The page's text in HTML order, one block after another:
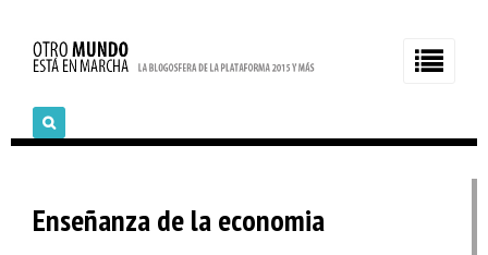
Enseñanza de la economia